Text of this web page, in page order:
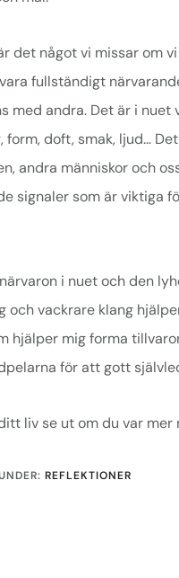
det något vi missar om
fullständigt
med andra. Det är i
form, doft, smak, ljud…
andra människor och
signaler som är viktiga
i nuet och den
och vackrare klang
hjälper mig forma
för att gott
liv se ut om du var
REFLEKTIONER